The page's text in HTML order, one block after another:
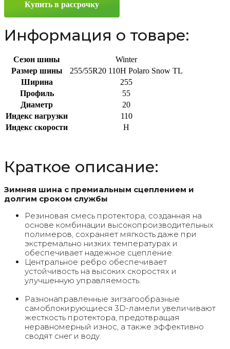
Купить в рассрочку
Информация о товаре:
Сезон шины
Winter
Размер шины
255/55R20 110H Polaro Snow TL
Ширина
255
Профиль
55
Диаметр
20
Индекс нагрузки
110
Индекс скорости
H
Краткое описание:
Зимняя шина с премиальным сцеплением и
долгим сроком службы
Резиновая смесь протектора, созданная на
основе комбинации высокопроизводительных
полимеров, сохраняет мягкость даже при
экстремально низких температурах и
обеспечивает надежное сцепление.
Центральное ребро обеспечивает
устойчивость на высоких скоростях и
улучшенную управляемость.
Разнонаправленные зигзагообразные
самоблокирующиеся 3D-ламели увеличивают
жесткость протектора, предотвращая
неравномерный износ, а также эффективно
сводят снег и воду.